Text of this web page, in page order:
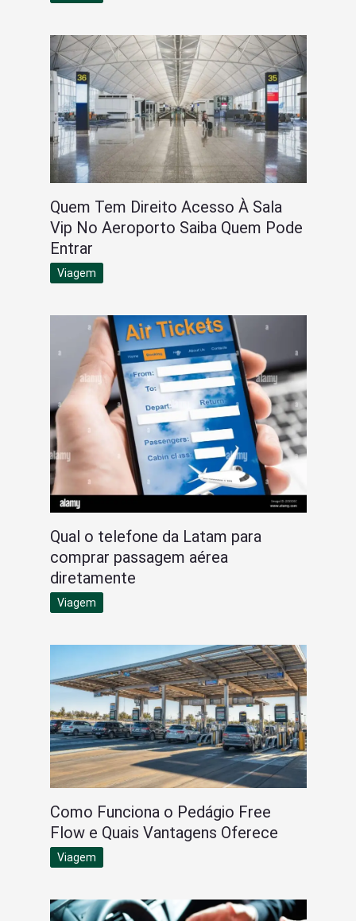
Quem Tem Direito Acesso À Sala
Vip No Aeroporto Saiba Quem Pode
Entrar
Viagem
Qual o telefone da Latam para
comprar passagem aérea
diretamente
Viagem
Como Funciona o Pedágio Free
Flow e Quais Vantagens Oferece
Viagem